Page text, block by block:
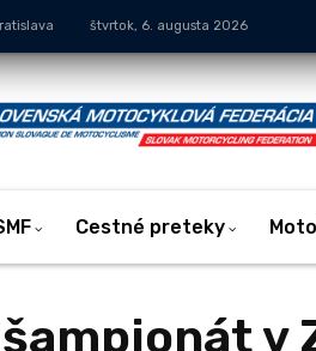
štvrtok, 6. augusta 2026
Cestné preteky
v